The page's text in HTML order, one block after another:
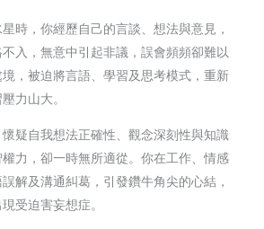
時，你經歷自己的言談、想法與意見，
入，無意中引起非議，誤會頻頻卻難以
，被迫將言語、學習及思考模式，重新
力山大。
疑自我想法正確性、觀念深刻性與知識
力，卻一時無所適從。你在工作、情感
解及溝通糾葛，引發鑽牛角尖的心結，
受迫害妄想症。